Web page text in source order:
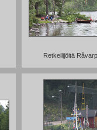
Retkeilijöitä